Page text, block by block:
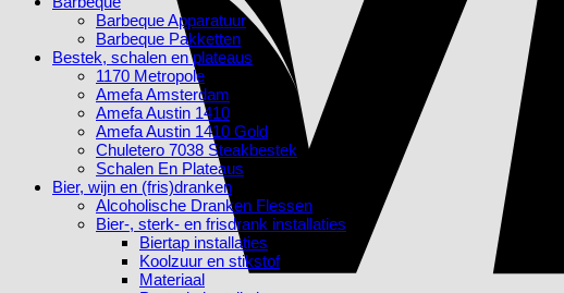
Barbeque Apparatuur
Barbeque Pakketten
Bestek, schalen en plateaus
1170 Metropole
Amefa Amsterdam
Amefa Austin 1410
Amefa Austin 1410 Gold
Chuletero 7038 Steakbestek
Schalen En Plateaus
Bier, wijn en (fris)dranken
Alcoholische Dranken Flessen
Bier-, sterk- en frisdrank installaties
Biertap installaties
Koolzuur en stikstof
Materiaal